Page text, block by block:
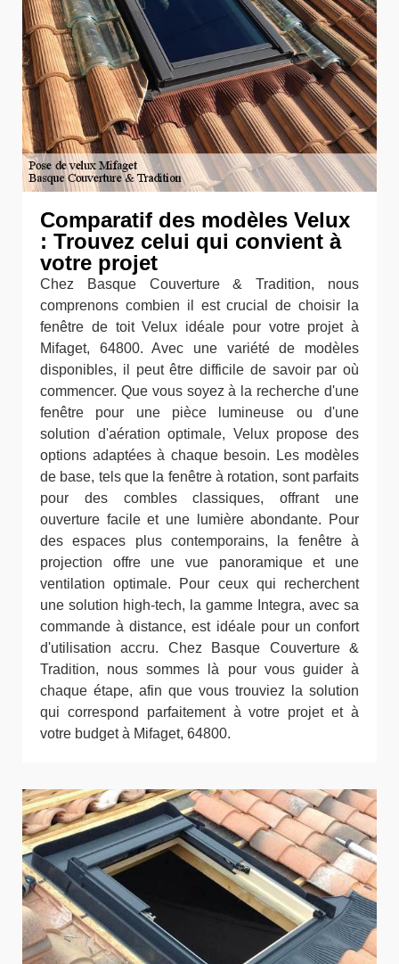
Comparatif des modèles Velux
: Trouvez celui qui convient à
votre projet
Chez Basque Couverture & Tradition, nous
comprenons combien il est crucial de choisir la
fenêtre de toit Velux idéale pour votre projet à
Mifaget, 64800. Avec une variété de modèles
disponibles, il peut être difficile de savoir par où
commencer. Que vous soyez à la recherche d'une
fenêtre pour une pièce lumineuse ou d'une
solution d'aération optimale, Velux propose des
options adaptées à chaque besoin. Les modèles
de base, tels que la fenêtre à rotation, sont parfaits
pour des combles classiques, offrant une
ouverture facile et une lumière abondante. Pour
des espaces plus contemporains, la fenêtre à
projection offre une vue panoramique et une
ventilation optimale. Pour ceux qui recherchent
une solution high-tech, la gamme Integra, avec sa
commande à distance, est idéale pour un confort
d'utilisation accru. Chez Basque Couverture &
Tradition, nous sommes là pour vous guider à
chaque étape, afin que vous trouviez la solution
qui correspond parfaitement à votre projet et à
votre budget à Mifaget, 64800.